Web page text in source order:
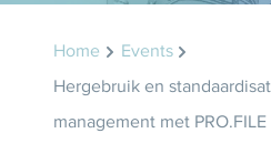
Home
Events
Hergebruik en
management met PRO.FILE